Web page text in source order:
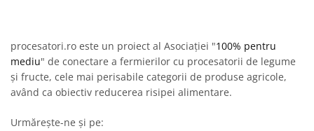
procesatori.ro este un proiect al Asociației "100% pentru
mediu" de conectare a fermierilor cu procesatorii de legume
și fructe, cele mai perisabile categorii de produse agricole,
având ca obiectiv reducerea risipei alimentare.
Urmărește-ne și pe: